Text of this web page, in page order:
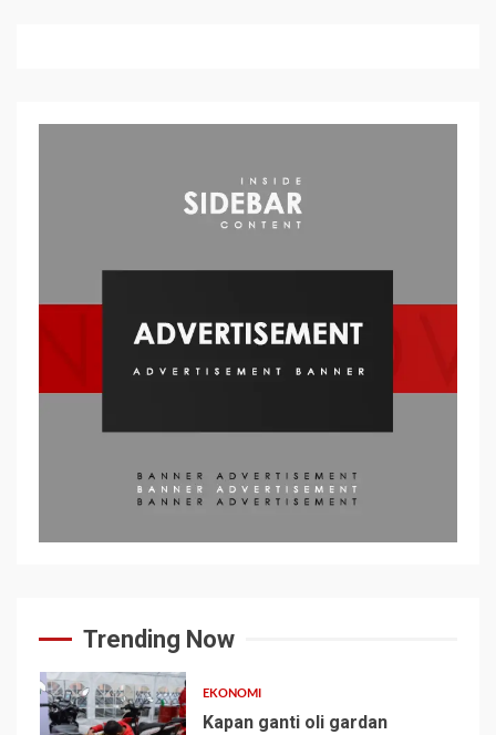
Trending Now
EKONOMI
Kapan ganti oli gardan